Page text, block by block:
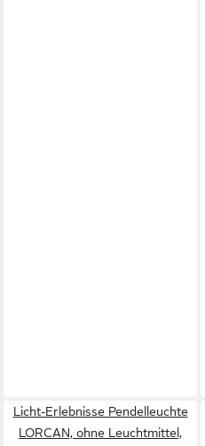
Licht-Erlebnisse Pendelleuchte
LORCAN, ohne Leuchtmittel,